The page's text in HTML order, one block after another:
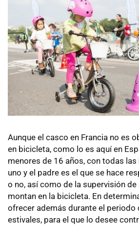
Aunque el casco en Francia no es
en bicicleta, como lo es aquí en
menores de 16 años, con todas
uno y el padre es el que se hace
o no, así como de la supervisión
montan en la bicicleta. En
ofrecer además durante el periodo
estivales, para el que lo desee